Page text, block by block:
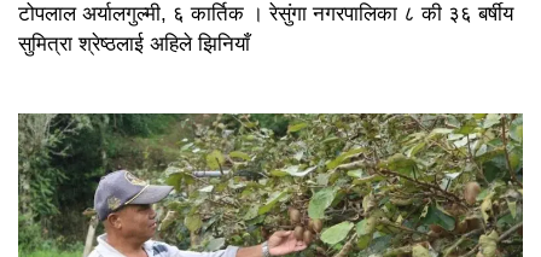
टोपलाल अर्यालगुल्मी, ६ कार्तिक । रेसुंगा नगरपालिका ८ की ३६ बर्षीय
सुमित्रा श्रेष्ठलाई अहिले झिनियाँ